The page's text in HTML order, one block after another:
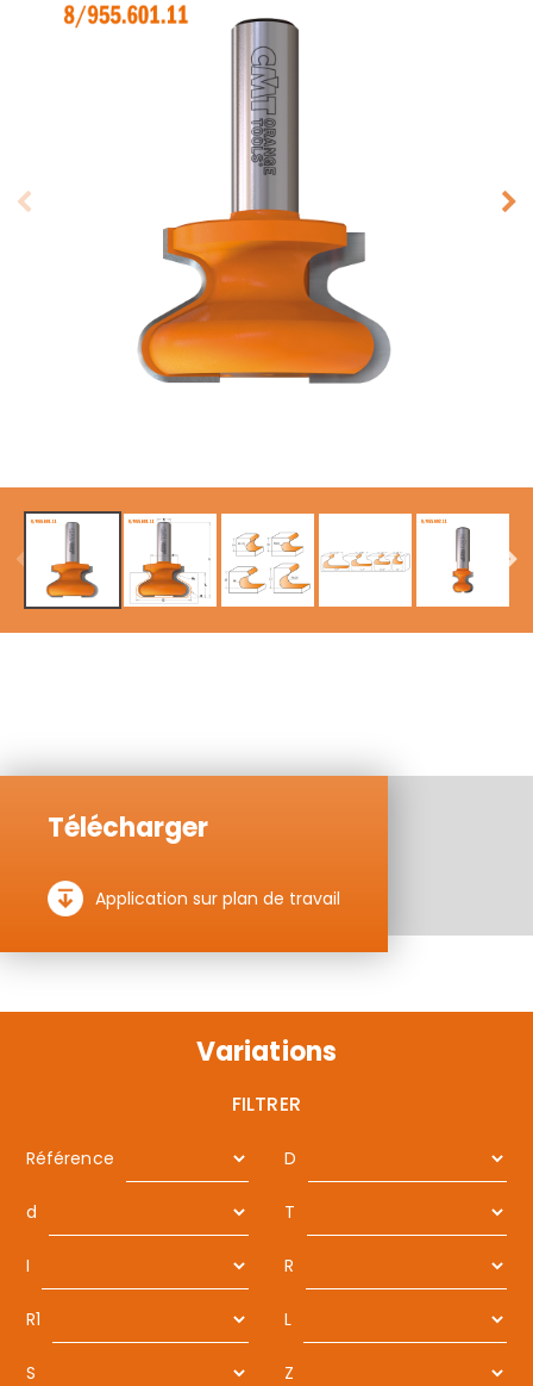
Télécharger
Application sur plan de travail
Variations
FILTRER
Référence D
d T
I R
R1 L
S Z